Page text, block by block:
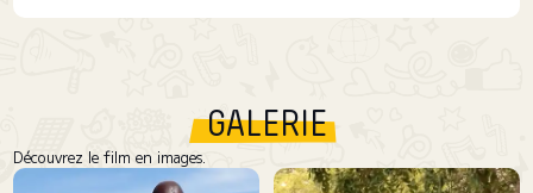
GALERIE
Découvrez le film en images.